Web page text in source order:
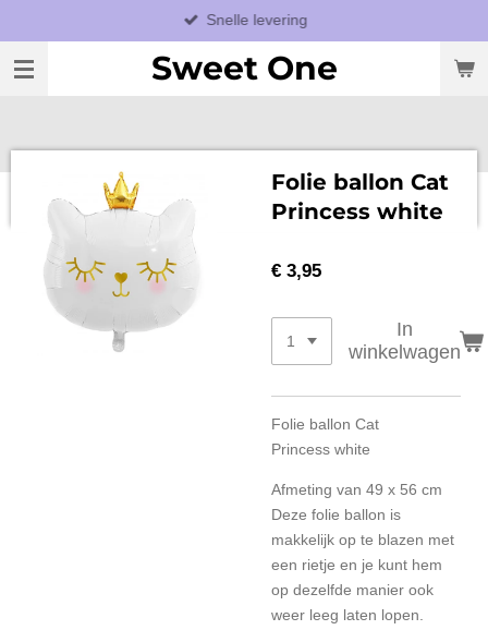
direct
naar
Sweet One
Snelle levering
Folie ballon Cat
Princess white
€ 3,95
In
winkelwagen
Folie ballon Cat
Princess white
Afmeting van 49 x 56 cm
Deze folie ballon is
makkelijk op te blazen met
een rietje en je kunt hem
op dezelfde manier ook
weer leeg laten lopen.